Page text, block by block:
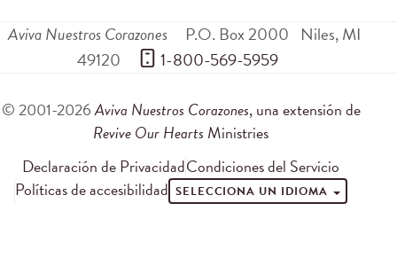
Aviva Nuestros Corazones P.O. Box 2000 Niles,MI
49120
1-800-569-5959
© 2001-2026Aviva Nuestros Corazones, una extensión de
Revive Our Hearts Ministries
Declaración de PrivacidadCondiciones del Servicio
Políticas de accesibilidad SELECCIONA UN IDIOMA